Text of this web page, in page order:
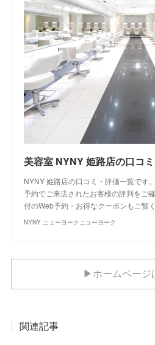
NYNY 姫路店の口コミ・評価一覧です
予約でご来店されたお客様の評判をご
付のWeb予約・お得なクーポンもご覧く
NYNY ニューヨークニューヨーク
▶ホームページ
関連記事